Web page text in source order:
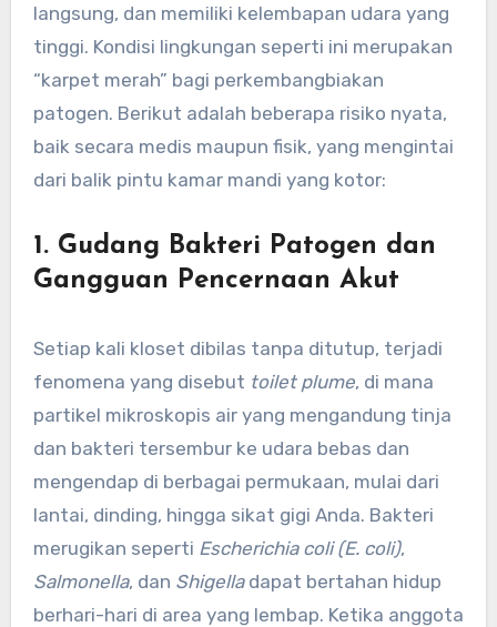
langsung, dan memiliki kelembapan udara yang
tinggi. Kondisi lingkungan seperti ini merupakan
“karpet merah” bagi perkembangbiakan
patogen. Berikut adalah beberapa risiko nyata,
baik secara medis maupun fisik, yang mengintai
dari balik pintu kamar mandi yang kotor:
1. Gudang Bakteri Patogen dan
Gangguan Pencernaan Akut
Setiap kali kloset dibilas tanpa ditutup, terjadi
fenomena yang disebut toilet plume, di mana
partikel mikroskopis air yang mengandung tinja
dan bakteri tersembur ke udara bebas dan
mengendap di berbagai permukaan, mulai dari
lantai, dinding, hingga sikat gigi Anda. Bakteri
merugikan seperti Escherichia coli (E. coli),
Salmonella, dan Shigelladapat bertahan hidup
berhari-hari di area yang lembap. Ketika anggota